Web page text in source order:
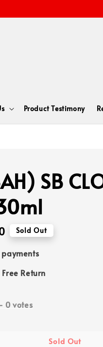
Product Testimony
SB
Sold Out
payments
Return
0 votes
Sold Out